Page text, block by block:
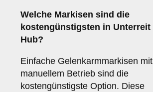
Welche Markisen sind die
kostengünstigsten in Unterreit
Hub?
Einfache Gelenkarmmarkisen mit
manuellem Betrieb sind die
kostengünstigste Option. Diese